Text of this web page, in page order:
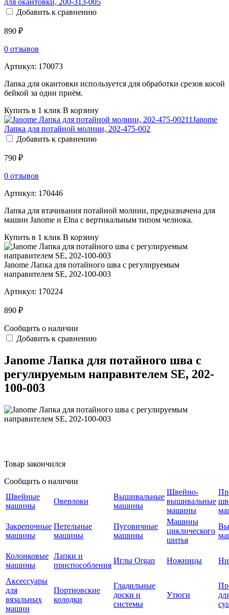
для окантовки, 200-313-005
Добавить к сравнению
890 ₽
0 отзывов
Артикул: 170073
Лапка для окантовки используется для обработки срезов косой
бейкой за один приём.
Купить в 1 клик В корзину
Janome
Лапка для потайной молнии, 202-475-002
Добавить к сравнению
790 ₽
0 отзывов
Артикул: 170446
Лапка для втачивания потайной молнии, предназначена для
машин Janome и Elna с вертикальным типом челнока.
Купить в 1 клик В корзину
Janome Лапка для потайного шва с регулируемым
направителем SE, 202-100-003
Артикул: 170224
890 ₽
Сообщить о наличии
Добавить к сравнению
Janome Лапка для потайного шва с
регулируемым направителем SE, 202-
100-003
Товар закончился
Сообщить о наличии
Швейные
машины
Оверлоки
Вышивальные
машины
Швейно-
вышивальные
машины
Закрепочные
машины
Петельные
машины
Пуговичные
машины
Машины
циклического
шитья
Колонковые
машины
Лапки и
приспособления
Иглы Organ Ножницы
Аксессуары
для
вязальных
машин
Портновские
колодки
Гладильные
доски и
системы
Утюги